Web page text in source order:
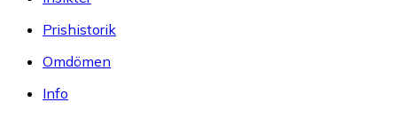
Prishistorik
Omdömen
Info